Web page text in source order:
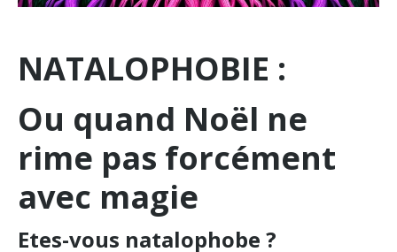
NATALOPHOBIE :
Ou quand Noël ne
rime pas forcément
avec magie
Etes-vous natalophobe ?